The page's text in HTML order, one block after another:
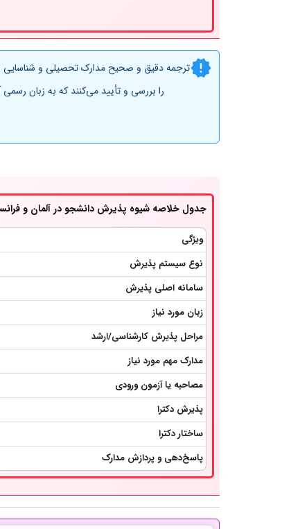
ترجمه دقیق و صحیح مدارک تحصیلی و شناسایی
را بررسی و تأیید می‌کنند که به زبان
جدول خلاصه شیوه پذیرش دانشجو در آلمان و
ویژگی
نوع سیستم پذیرش
سامانه اصلی پذیرش
زبان مورد نیاز
مراحل پذیرش کارشناسی/ارشد
مدارک مهم مورد نیاز
مصاحبه یا آزمون ورودی
پذیرش دکترا
ساختار دکترا
پاسخ‌دهی و پردازش مدارک